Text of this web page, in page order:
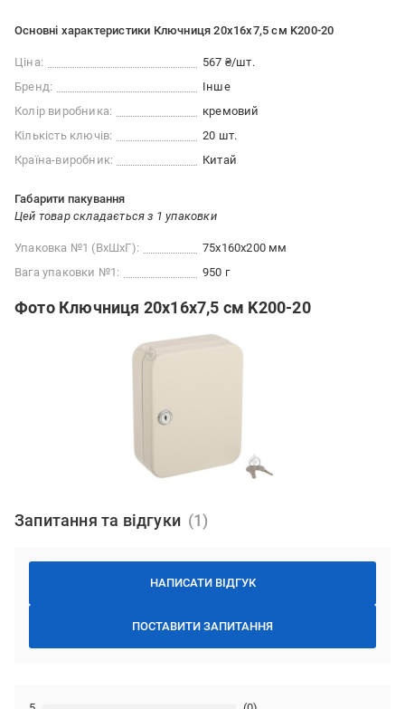
Основні характеристики Ключниця 20x16x7,5 см K200-20
Ціна:
567 ₴/шт.
Бренд:
Інше
Колір виробника:
кремовий
Кількість ключів:
20 шт.
Країна-виробник:
Китай
Габарити пакування
Цей товар складається з 1 упаковки
Упаковка №1 (ВхШхГ):
75x160x200 мм
Вага упаковки №1:
950 г
Фото Ключниця 20x16x7,5 см K200-20
Запитання та відгуки
НАПИСАТИ ВІДГУК
ПОСТАВИТИ ЗАПИТАННЯ